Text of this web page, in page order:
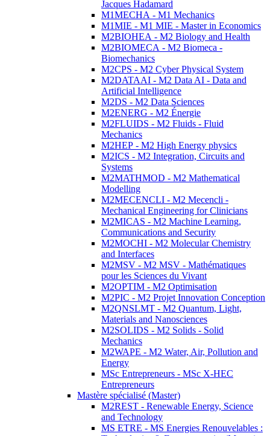
Jacques Hadamard
M1MECHA - M1 Mechanics
M1MIE - M1 MIE - Master in Economics
M2BIOHEA - M2 Biology and Health
M2BIOMECA - M2 Biomeca -
Biomechanics
M2CPS - M2 Cyber Physical System
M2DATAAI - M2 Data AI - Data and
Artificial Intelligence
M2DS - M2 Data Sciences
M2ENERG - M2 Énergie
M2FLUIDS - M2 Fluids - Fluid
Mechanics
M2HEP - M2 High Energy physics
M2ICS - M2 Integration, Circuits and
Systems
M2MATHMOD - M2 Mathematical
Modelling
M2MECENCLI - M2 Mecencli -
Mechanical Engineering for Clinicians
M2MICAS - M2 Machine Learning,
Communications and Security
M2MOCHI - M2 Molecular Chemistry
and Interfaces
M2MSV - M2 MSV - Mathématiques
pour les Sciences du Vivant
M2OPTIM - M2 Optimisation
M2PIC - M2 Projet Innovation Conception
M2QNSLMT - M2 Quantum, Light,
Materials and Nanosciences
M2SOLIDS - M2 Solids - Solid
Mechanics
M2WAPE - M2 Water, Air, Pollution and
Energy
MSc Entrepreneurs - MSc X-HEC
Entrepreneurs
Mastère spécialisé (Master)
M2REST - Renewable Energy, Science
and Technology
MS ETRE - MS Energies Renouvelables :